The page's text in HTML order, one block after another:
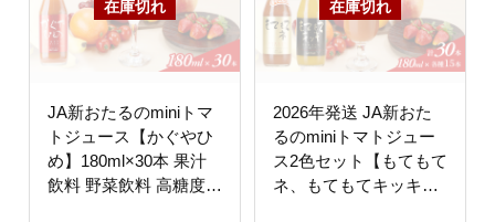
JA新おたるのminiトマ
トジュース【かぐやひ
め】180ml×30本 果汁
飲料 野菜飲料 高糖度
2026年発送 JA新おた
るのminiトマトジュー
ス2色セット【もてもて
ネ、もてもてキッキ】